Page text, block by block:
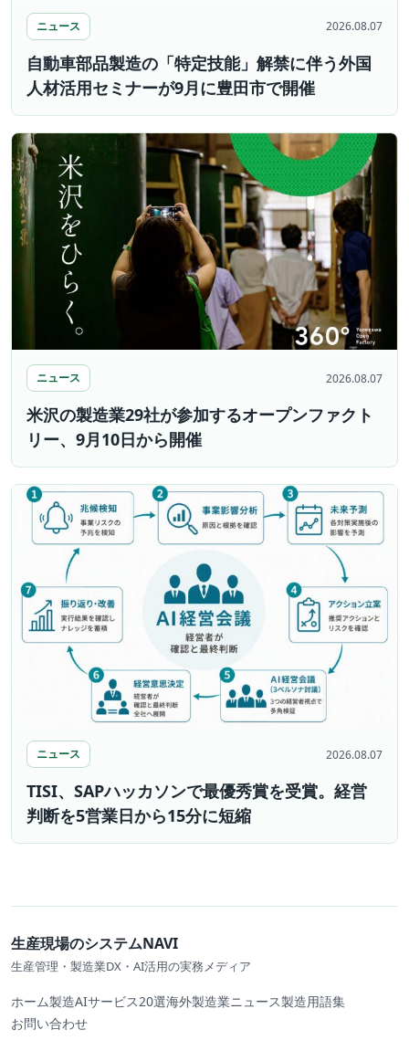
ニュース 2026.08.07
自動車部品製造の「特定技能」解禁に伴う外国
人材活用セミナーが9月に豊田市で開催
ニュース 2026.08.07
米沢の製造業29社が参加するオープンファクト
リー、9月10日から開催
ニュース 2026.08.07
TISI、SAPハッカソンで最優秀賞を受賞。経営
判断を5営業日から15分に短縮
生産現場のシステムNAVI
生産管理・製造業DX・AI活用の実務メディア
ホーム製造AIサービス20選海外製造業ニュース製造用語集
お問い合わせ